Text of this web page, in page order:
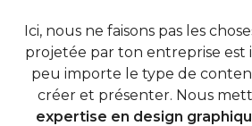
Ici, nous ne faisons pas les
projetée par ton entreprise est
peu importe le type de
créer et présenter. Nous
expertise en design